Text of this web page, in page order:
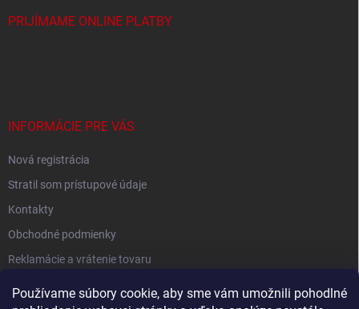
Používame súbory cookie, aby sme vám umožnili pohodlné
PRIJÍMAME ONLINE PLATBY
INFORMÁCIE PRE VÁS
Nová registrácia
Stratil som prístupové údaje
Kontakty
Obchodné podmienky
Reklamácie a vrátenie tovaru